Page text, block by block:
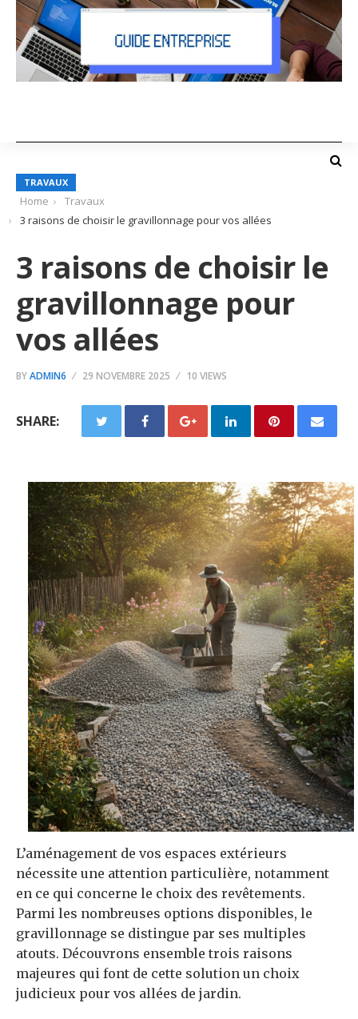
TRAVAUX
Home
Travaux
3 raisons de choisir le gravillonnage pour vos allées
3 raisons de choisir le
gravillonnage pour
vos allées
BYADMIN6 29 NOVEMBRE 2025 10 VIEWS
SHARE:
L’aménagement de vos espaces extérieurs
nécessite une attention particulière, notamment
en ce qui concerne le choix des revêtements.
Parmi les nombreuses options disponibles, le
gravillonnage se distingue par ses multiples
atouts. Découvrons ensemble trois raisons
majeures qui font de cette solution un choix
judicieux pour vos allées de jardin.